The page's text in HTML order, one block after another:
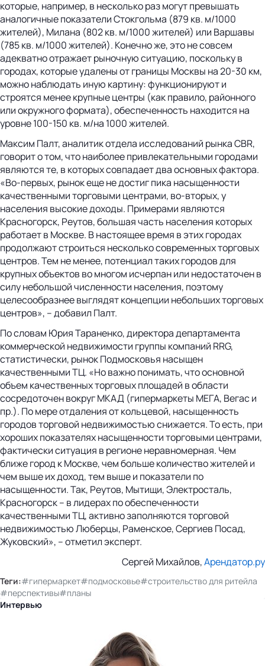
которые, например, в несколько раз могут превышать
аналогичные показатели Стокгольма (879 кв. м/1000
жителей), Милана (802 кв. м/1000 жителей) или Варшавы
(785 кв. м/1000 жителей). Конечно же, это не совсем
адекватно отражает рыночную ситуацию, поскольку в
городах, которые удалены от границы Москвы на 20-30 км,
можно наблюдать иную картину: функционируют и
строятся менее крупные центры (как правило, районного
или окружного формата), обеспеченность находится на
уровне 100-150 кв. м/на 1000 жителей.
Максим Палт, аналитик отдела исследований рынка CBR,
говорит о том, что наиболее привлекательными городами
являются те, в которых совпадает два основных фактора.
«Во-первых, рынок еще не достиг пика насыщенности
качественными торговыми центрами, во-вторых, у
населения высокие доходы. Примерами являются
Красногорск, Реутов, большая часть населения которых
работает в Москве. В настоящее время в этих городах
продолжают строиться несколько современных торговых
центров. Тем не менее, потенциал таких городов для
крупных объектов во многом исчерпан или недостаточен в
силу небольшой численности населения, поэтому
целесообразнее выглядят концепции небольших торговых
центров», – добавил Палт.
По словам Юрия Тараненко, директора департамента
коммерческой недвижимости группы компаний RRG,
статистически, рынок Подмосковья насыщен
качественными ТЦ. «Но важно понимать, что основной
объем качественных торговых площадей в области
сосредоточен вокруг МКАД (гипермаркеты МЕГА, Вегас и
пр.). По мере отдаления от кольцевой, насыщенность
городов торговой недвижимостью снижается. То есть, при
хороших показателях насыщенности торговыми центрами,
фактически ситуация в регионе неравномерная. Чем
ближе город к Москве, чем больше количество жителей и
чем выше их доход, тем выше и показатели по
насыщенности. Так, Реутов, Мытищи, Электросталь,
Красногорск – в лидерах по обеспеченности
качественными ТЦ, активно заполняются торговой
недвижимостью Люберцы, Раменское, Сергиев Посад,
Жуковский», – отметил эксперт.
Сергей Михайлов,Арендатор.ру
Теги:#гипермаркет#подмосковье#строительство для ритейла
#перспективы#планы
Интервью